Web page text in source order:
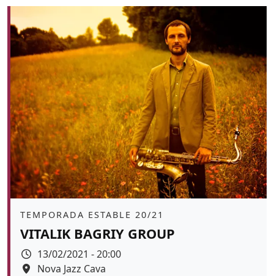
Àmbit
TEMPORADA ESTABLE 20/21
VITALIK BAGRIY GROUP
Data
13/02/2021 - 20:00
Espai
Nova Jazz Cava